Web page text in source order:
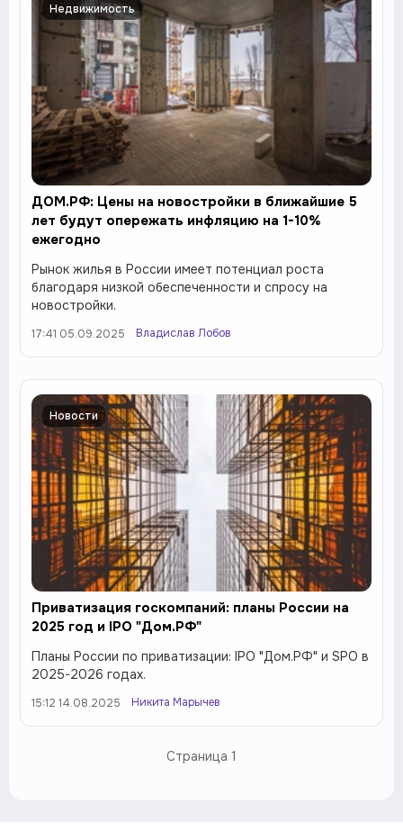
Недвижимость
ДОМ.РФ: Цены на новостройки в ближайшие 5
лет будут опережать инфляцию на 1-10%
ежегодно
Рынок жилья в России имеет потенциал роста
благодаря низкой обеспеченности и спросу на
новостройки.
17:41 05.09.2025 Владислав Лобов
Новости
Приватизация госкомпаний: планы России на
2025 год и IPO "Дом.РФ"
Планы России по приватизации: IPO "Дом.РФ" и SPO в
2025-2026 годах.
15:12 14.08.2025 Никита Марычев
Страница 1